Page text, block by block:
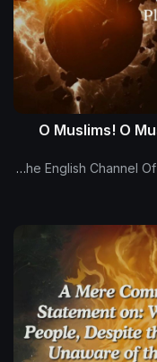
O Muslims! O
The English Channel Of Al-Mahdi Nasser Mohammad Al-Yamani